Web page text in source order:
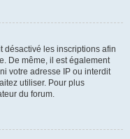
désactivé les inscriptions afin
De même, il est également
votre adresse IP ou interdit
utiliser. Pour plus
du forum.